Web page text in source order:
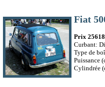
Fiat
Prix
Curbant:
Type de
Puissance
Cylindrée